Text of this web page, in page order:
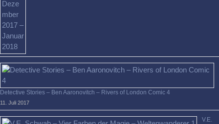
Detective Stories – Ben Aaronovitch – Rivers of London Comic 4
11. Juli 2017
V.E.